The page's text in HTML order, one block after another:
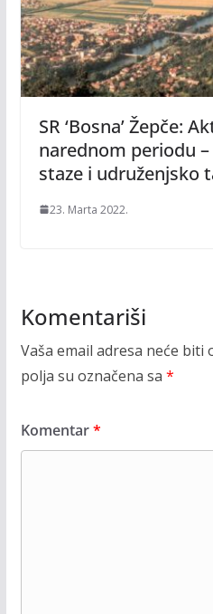
SR ‘Bosna’ Žepče:
narednom periodu
staze i udruženjsko
23. Marta 2022.
Komentariši
Vaša email adresa neće biti
polja su označena sa *
Komentar*